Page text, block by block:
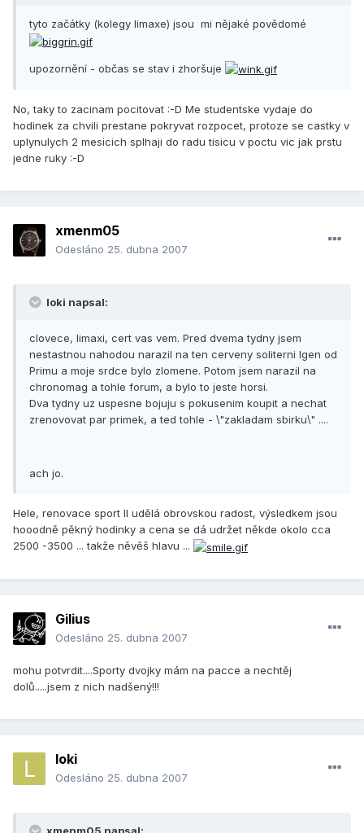
tyto začátky (kolegy limaxe) jsou mi nějaké povědomé
upozornění - občas se stav i zhoršuje
No, taky to zacinam pocitovat :-D Me studentske vydaje do
hodinek za chvili prestane pokryvat rozpocet, protoze se castky v
uplynulych 2 mesicich splhaji do radu tisicu v poctu vic jak prstu
jedne ruky :-D
xmenm05
Odesláno 25. dubna 2007
loki napsal:
clovece, limaxi, cert vas vem. Pred dvema tydny jsem
nestastnou nahodou narazil na ten cerveny soliterni Igen od
Primu a moje srdce bylo zlomene. Potom jsem narazil na
chronomag a tohle forum, a bylo to jeste horsi.
Dva tydny uz uspesne bojuju s pokusenim koupit a nechat
zrenovovat par primek, a ted tohle - \"zakladam sbirku\" ....
ach jo.
Hele, renovace sport II udělá obrovskou radost, výsledkem jsou
hooodně pěkný hodinky a cena se dá udržet někde okolo cca
2500 -3500 ... takže něvěš hlavu ...
Gilius
Odesláno 25. dubna 2007
mohu potvrdit....Sporty dvojky mám na pacce a nechtěj
dolů.....jsem z nich nadšený!!!
loki
Odesláno 25. dubna 2007